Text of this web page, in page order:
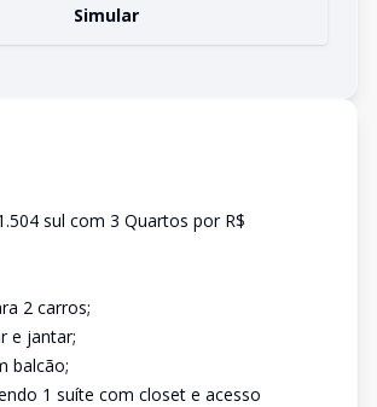
Simular
sul com 3 Quartos por R$
2 carros;
e jantar;
balcão;
1 suíte com closet e acesso